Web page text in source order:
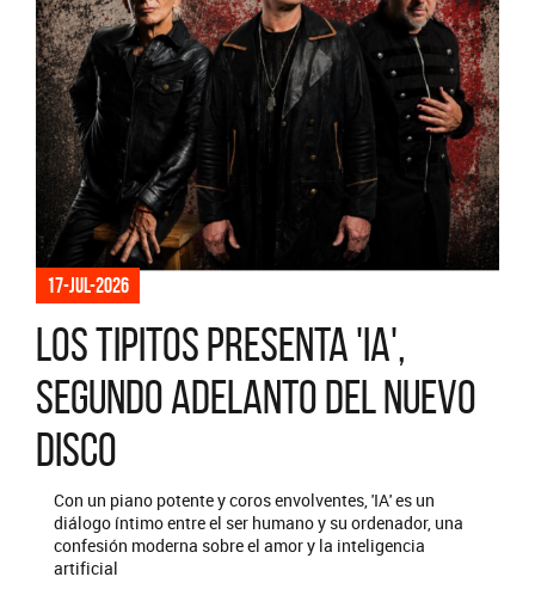
17-jul-2026
Los Tipitos presenta 'IA',
segundo adelanto del nuevo
disco
Con un piano potente y coros envolventes, 'IA' es un
diálogo íntimo entre el ser humano y su ordenador, una
confesión moderna sobre el amor y la inteligencia
artificial